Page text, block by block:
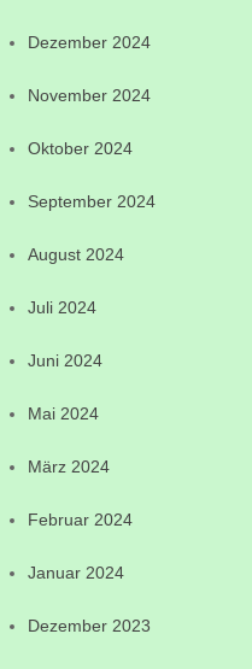
Dezember 2024
November 2024
Oktober 2024
September 2024
August 2024
Juli 2024
Juni 2024
Mai 2024
März 2024
Februar 2024
Januar 2024
Dezember 2023